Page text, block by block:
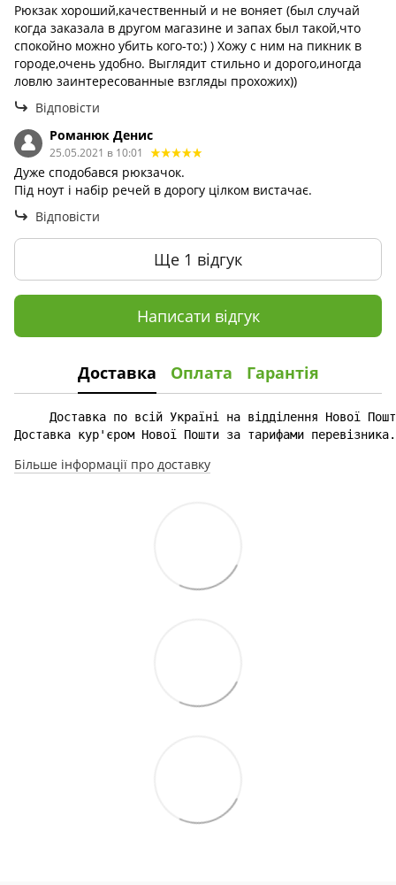
Рюкзак хороший,качественный и не воняет (был случай
когда заказала в другом магазине и запах был такой,что
спокойно можно убить кого-то:) ) Хожу с ним на пикник в
городе,очень удобно. Выглядит стильно и дорого,иногда
ловлю заинтересованные взгляды прохожих))
Відповісти
Романюк Денис
25.05.2021 в 10:01
Дуже сподобався рюкзачок.
Під ноут і набір речей в дорогу цілком вистачає.
Відповісти
Ще 1 відгук
Написати відгук
Доставка Оплата Гарантія
Доставка кур'єром Нової Пошти за тарифами перевізника.
Більше інформації про доставку